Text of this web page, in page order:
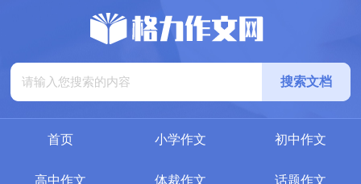
首页 小学作文 初中作文
高中作文 体裁作文 话题作文